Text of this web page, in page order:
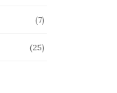
(7)
(25)